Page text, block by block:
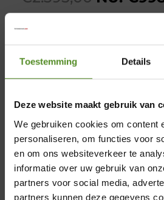
Toestemming Details
Deze website maakt gebruik van
We gebruiken cookies om content
personaliseren, om functies voor
en om ons websiteverkeer te
informatie over uw gebruik van
partners voor social media,
partners kunnen deze gegevens
LISIMO
5001